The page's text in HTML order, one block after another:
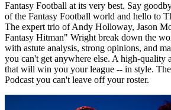
Fantasy Football at its very best. Say
of the Fantasy Football world and hello to
The expert trio of Andy Holloway, Jason
Fantasy Hitman" Wright break down the
with astute analysis, strong opinions, and
you can't get anywhere else. A high-quality
that will win you your league -- in style.
Podcast you can't leave off your roster.